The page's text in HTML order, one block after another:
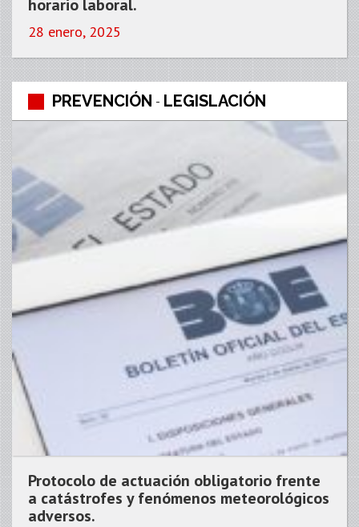
horario laboral.
28 enero, 2025
PREVENCIÓN - LEGISLACIÓN
Protocolo de actuación obligatorio frente
a catástrofes y fenómenos meteorológicos
adversos.